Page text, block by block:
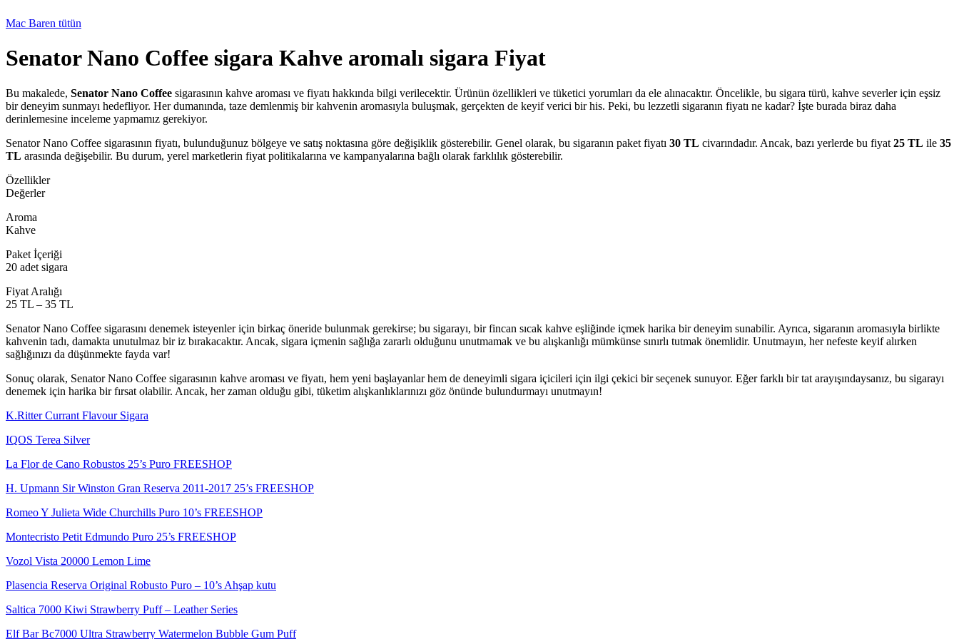
Mac Baren tütün
Senator Nano Coffee sigara Kahve aromalı sigara Fiyat
Bu makalede, Senator Nano Coffee sigarasının kahve aroması ve fiyatı hakkında bilgi verilecektir. Ürünün özellikleri ve tüketici yorumları da ele alınacaktır. Öncelikle, bu sigara türü, kahve severler için eşsiz
bir deneyim sunmayı hedefliyor. Her dumanında, taze demlenmiş bir kahvenin aromasıyla buluşmak, gerçekten de keyif verici bir his. Peki, bu lezzetli sigaranın fiyatı ne kadar? İşte burada biraz daha
derinlemesine inceleme yapmamız gerekiyor.
Senator Nano Coffee sigarasının fiyatı, bulunduğunuz bölgeye ve satış noktasına göre değişiklik gösterebilir. Genel olarak, bu sigaranın paket fiyatı 30 TL civarındadır. Ancak, bazı yerlerde bu fiyat 25 TL ile 35
TL arasında değişebilir. Bu durum, yerel marketlerin fiyat politikalarına ve kampanyalarına bağlı olarak farklılık gösterebilir.
Özellikler
Değerler
Aroma
Kahve
Paket İçeriği
20 adet sigara
Fiyat Aralığı
25 TL – 35 TL
Senator Nano Coffee sigarasını denemek isteyenler için birkaç öneride bulunmak gerekirse; bu sigarayı, bir fincan sıcak kahve eşliğinde içmek harika bir deneyim sunabilir. Ayrıca, sigaranın aromasıyla birlikte
kahvenin tadı, damakta unutulmaz bir iz bırakacaktır. Ancak, sigara içmenin sağlığa zararlı olduğunu unutmamak ve bu alışkanlığı mümkünse sınırlı tutmak önemlidir. Unutmayın, her nefeste keyif alırken
sağlığınızı da düşünmekte fayda var!
Sonuç olarak, Senator Nano Coffee sigarasının kahve aroması ve fiyatı, hem yeni başlayanlar hem de deneyimli sigara içicileri için ilgi çekici bir seçenek sunuyor. Eğer farklı bir tat arayışındaysanız, bu sigarayı
denemek için harika bir fırsat olabilir. Ancak, her zaman olduğu gibi, tüketim alışkanlıklarınızı göz önünde bulundurmayı unutmayın!
K.Ritter Currant Flavour Sigara
IQOS Terea Silver
La Flor de Cano Robustos 25’s Puro FREESHOP
H. Upmann Sir Winston Gran Reserva 2011-2017 25’s FREESHOP
Romeo Y Julieta Wide Churchills Puro 10’s FREESHOP
Montecristo Petit Edmundo Puro 25’s FREESHOP
Vozol Vista 20000 Lemon Lime
Plasencia Reserva Original Robusto Puro – 10’s Ahşap kutu
Saltica 7000 Kiwi Strawberry Puff – Leather Series
Elf Bar Bc7000 Ultra Strawberry Watermelon Bubble Gum Puff